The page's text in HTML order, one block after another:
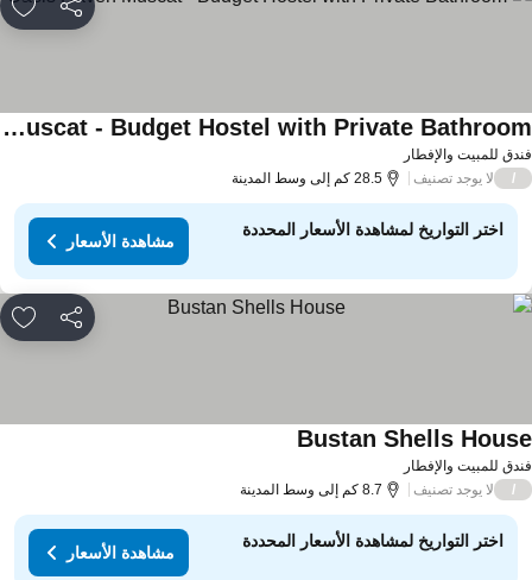
مشاركة
للمبيت والإفطار
Oasis Haven Muscat - Budget Hostel with Private Bathroom
الأسعار
لا يوجد تصنيف 28.5 كم إلى وسط المدينة
اختر التواريخ لمشاهدة الأسعار المحددة
مشاهدة الأسعار
مشاركة
للمبيت والإفطار
Bustan Shellsمشاهدة الأسعار
لا يوجد تصنيف 8.7 كم إلى وسط المدينة
اختر التواريخ لمشاهدة الأسعار المحددة
مشاهدة الأسعار